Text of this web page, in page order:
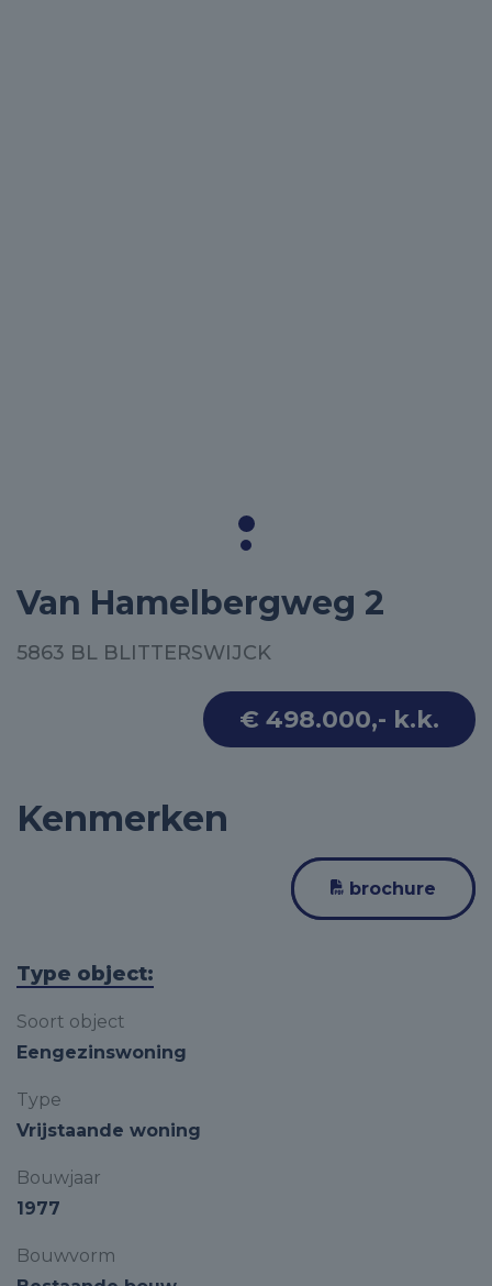
Van Hamelbergweg 2
5863 BL BLITTERSWIJCK
€ 498.000,- k.k.
Kenmerken
brochure
Type object:
Soort object
Eengezinswoning
Type
Vrijstaande woning
Bouwjaar
1977
Bouwvorm